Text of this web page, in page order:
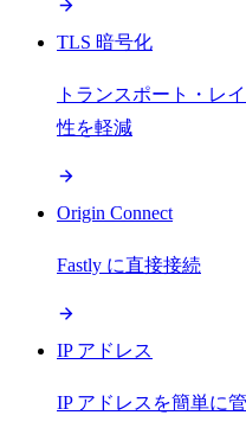
TLS 暗号化
トランスポート・レ
性を軽減
Origin Connect
Fastly に直接接続
IP アドレス
IP アドレスを簡単に